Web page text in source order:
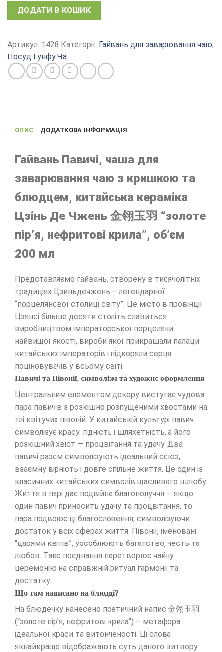
Гайвань
чаю,
Павичі,
кераміка
Цзінь
кількість
ДОДАТИ В КОШИК
Артикул: 1428 Категорії: Гайвань для заварювання чаю,
Посуд Гунфу Ча
ОПИС ДОДАТКОВА ІНФОРМАЦІЯ
Гайвань Павичі, чаша для
заварювання чаю з кришкою та
блюдцем, китайська кераміка
Цзінь Де Чжень 金翎玉羽 “золоте
пір’я, нефритові крила”, об’єм
200 мл
Представляємо гайвань, створену в тисячолітніх
традиціях Цзиньдечжень – легендарної
“порцелянової столиці світу”. Це місто в провінції
Цзянсі більше десяти століть славиться
виробництвом імператорської порцеляни
найвищої якості, вироби якої прикрашали палаци
китайських імператорів і підкоряли серця
поціновувачів у всьому світі.
Павичі та Півонії, символізм та художнє оформлення
Центральним елементом декору виступає чудова
пара павичів з розкішно розпущеними хвостами на
тлі квітучих півоній. У китайській культурі павич
символізує красу, гідність і шляхетність, а його
розкішний хвіст — процвітання та удачу. Два
павичі разом символізують ідеальний союз,
взаємну вірність і довге спільне життя. Це один із
класичних китайських символів щасливого шлюбу.
Життя в парі дає подвійне благополуччя — якщо
один павич приносить удачу та процвітання, то
пара подвоює ці благословення, символізуючи
достаток у всіх сферах життя. Півонії, іменовані
“царями квітів”, уособлюють багатство, честь та
любов. Таке поєднання перетворює чайну
церемонію на справжній ритуал гармонії та
достатку.
Що там написано на блюдці?
На блюдечку нанесено поетичний напис 金翎玉羽
(“золоте пір’я, нефритові крила”) – метафора
ідеальної краси та витонченості. Ці слова
якнайкраще відображають суть даного витвору